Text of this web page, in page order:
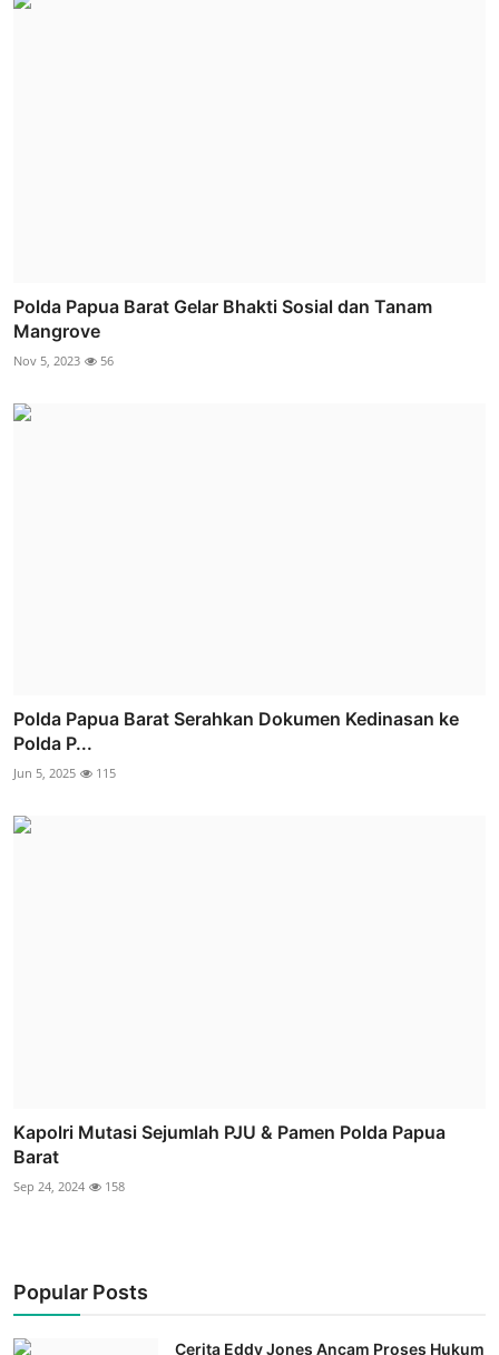
Polda Papua Barat Gelar Bhakti Sosial dan Tanam
Mangrove
Nov 5, 2023 56
Polda Papua Barat Serahkan Dokumen Kedinasan ke
Polda P...
Jun 5, 2025 115
Kapolri Mutasi Sejumlah PJU & Pamen Polda Papua
Barat
Sep 24, 2024 158
Popular Posts
Cerita Eddy Jones Ancam Proses Hukum